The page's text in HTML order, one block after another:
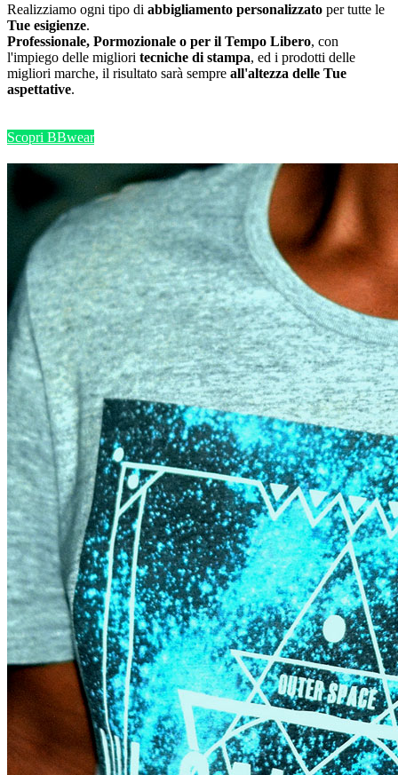
Realizziamo ogni tipo di abbigliamento personalizzato per tutte le
Tue esigienze.
Professionale, Pormozionale o per il Tempo Libero, con
l'impiego delle migliori tecniche di stampa, ed i prodotti delle
migliori marche, il risultato sarà sempre all'altezza delle Tue
aspettative.
Scopri BBwear